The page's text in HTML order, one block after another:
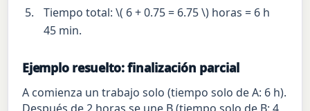
Tiempo total: \( 6 + 0.75 = 6.75 \) horas = 6 h
45 min.
Ejemplo resuelto: finalización parcial
A comienza un trabajo solo (tiempo solo de A: 6 h).